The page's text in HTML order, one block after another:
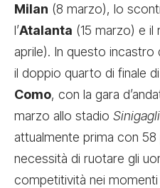
Milan (8 marzo), lo
l’Atalanta (15 marzo) e
aprile). In questo incastro
il doppio quarto di finale di
Como, con la gara
marzo allo stadio
attualmente prima con
necessità di ruotare gli
competitività nei momenti